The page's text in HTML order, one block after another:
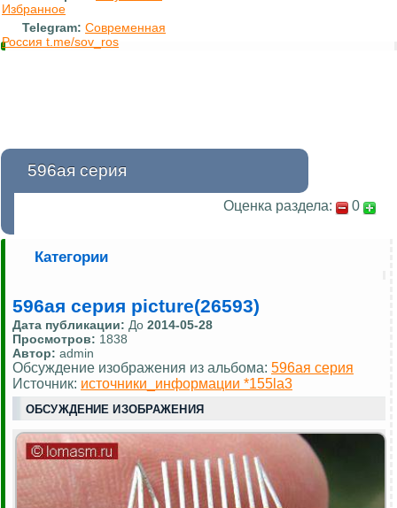
Избранное
Telegram: Современная
Россия t.me/sov_ros
596ая серия
Оценка раздела: 0
Категории
596ая серия picture(26593)
Дата публикации: До 2014-05-28
Просмотров: 1838
Автор: admin
Обсуждение изображения из альбома: 596ая серия
Источник: источники_информации *155la3
ОБСУЖДЕНИЕ ИЗОБРАЖЕНИЯ